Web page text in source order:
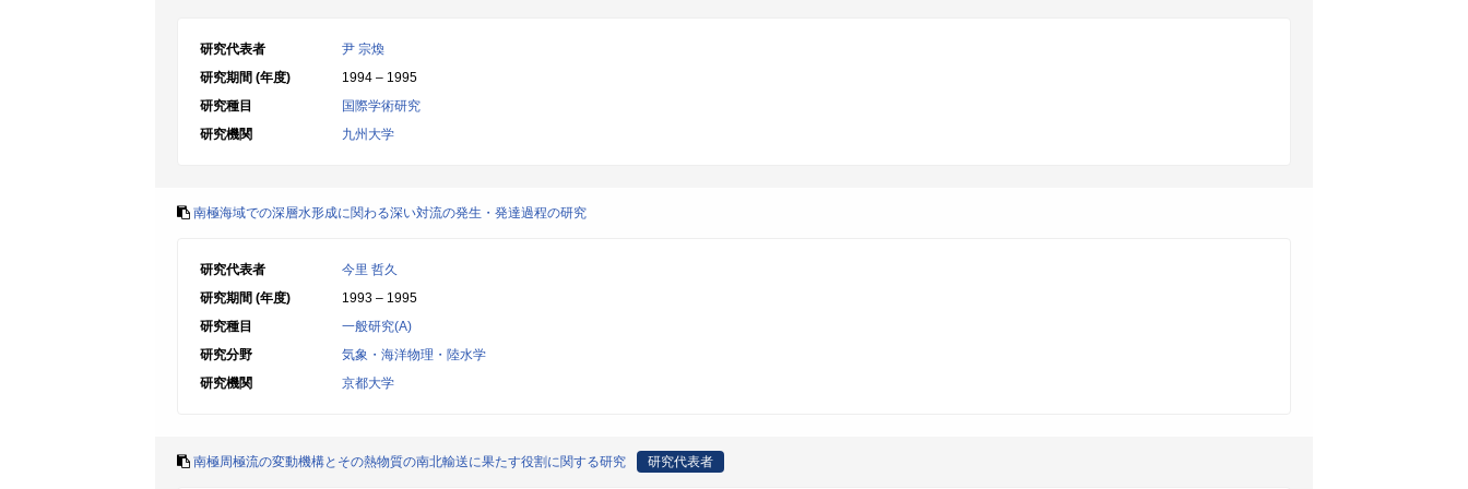
研究代表者
尹 宗煥
研究期間 (年度)
1994 – 1995
研究種目
国際学術研究
研究機関
九州大学
南極海域での深層水形成に関わる深い対流の発生・発達過程の研究
研究代表者
今里 哲久
研究期間 (年度)
1993 – 1995
研究種目
一般研究(A)
研究分野
気象・海洋物理・陸水学
研究機関
京都大学
南極周極流の変動機構とその熱物質の南北輸送に果たす役割に関する研究 研究代表者